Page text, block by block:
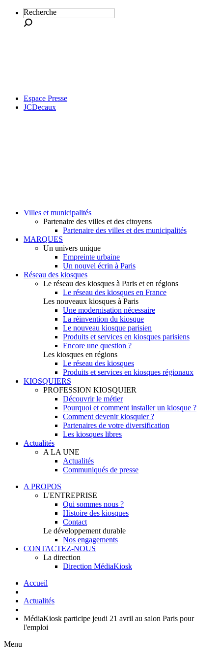
Recherche
Espace Presse
JCDecaux
Villes et municipalités
Partenaire des villes et des citoyens
Partenaire des villes et des municipalités
MARQUES
Un univers unique
Empreinte urbaine
Un nouvel écrin à Paris
Réseau des kiosques
Le réseau des kiosques à Paris et en régions
Le réseau des kiosques en France
Les nouveaux kiosques à Paris
Une modernisation nécessaire
La réinvention du kiosque
Le nouveau kiosque parisien
Produits et services en kiosques parisiens
Encore une question ?
Les kiosques en régions
Le réseau des kiosques
Produits et services en kiosques régionaux
KIOSQUIERS
PROFESSION KIOSQUIER
Découvrir le métier
Pourquoi et comment installer un kiosque ?
Comment devenir kiosquier ?
Partenaires de votre diversification
Les kiosques libres
Actualités
A LA UNE
Actualités
Communiqués de presse
A PROPOS
L'ENTREPRISE
Qui sommes nous ?
Histoire des kiosques
Contact
Le développement durable
Nos engagements
CONTACTEZ-NOUS
La direction
Direction MédiaKiosk
Accueil
Actualités
MédiaKiosk participe jeudi 21 avril au salon Paris pour
l'emploi
Menu